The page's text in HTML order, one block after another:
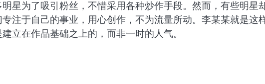
星为了吸引粉丝，不惜采用各种炒作手段。然而，有些明星
注于自己的事业，用心创作，不为流量所动。李某某就是这
立在作品基础之上的，而非一时的人气。